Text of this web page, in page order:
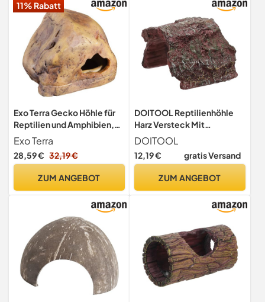
11% Rabatt
Exo Terra Gecko Höhle für
Reptilien und Amphibien,
Reptilienversteck klein
PT2864, Small
Exo Terra
28,59 € 32,19 €
ZUM ANGEBOT
DOITOOL Reptilienhöhle
Harz Versteck Mit
Sonnenplattform Reptilien
Terrarium Deko Schildkröte
Unterschlupf Für
DOITOOL
12,19 € gratis Versand
ZUM ANGEBOT